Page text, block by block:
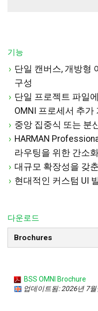
기능
단일 캔버스, 개방형
구성
단일 프로젝트 파일
OMNI 프로세서 추가
중앙 집중식 또는 분
HARMAN
라우팅을 위한 간소
대규모 확장성을 갖
현대적인 커스텀 UI
다운로드
Brochures
BSS OMNI Brochure
업데이트됨: 2026년 7월